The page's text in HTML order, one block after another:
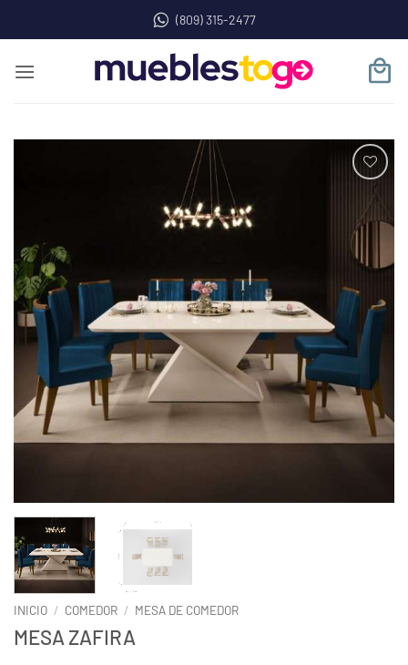
(809) 315-2477
INICIO / COMEDOR / MESA DE COMEDOR
MESA ZAFIRA